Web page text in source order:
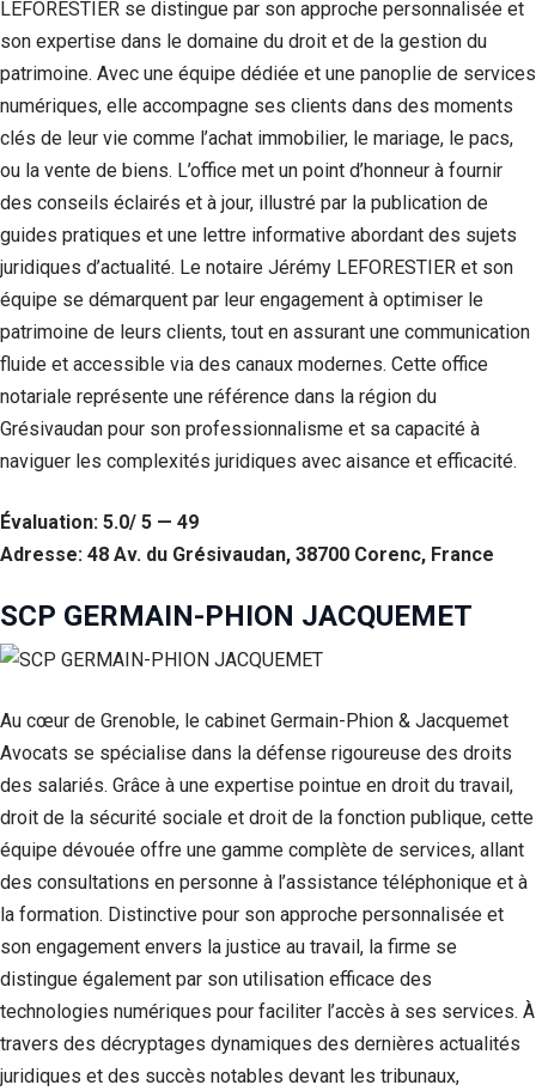
LEFORESTIER se distingue par son approche personnalisée et
son expertise dans le domaine du droit et de la gestion du
patrimoine. Avec une équipe dédiée et une panoplie de services
numériques, elle accompagne ses clients dans des moments
clés de leur vie comme l’achat immobilier, le mariage, le pacs,
ou la vente de biens. L’office met un point d’honneur à fournir
des conseils éclairés et à jour, illustré par la publication de
guides pratiques et une lettre informative abordant des sujets
juridiques d’actualité. Le notaire Jérémy LEFORESTIER et son
équipe se démarquent par leur engagement à optimiser le
patrimoine de leurs clients, tout en assurant une communication
fluide et accessible via des canaux modernes. Cette office
notariale représente une référence dans la région du
Grésivaudan pour son professionnalisme et sa capacité à
naviguer les complexités juridiques avec aisance et efficacité.
Évaluation: 5.0/ 5 — 49
Adresse: 48 Av. du Grésivaudan, 38700 Corenc, France
SCP GERMAIN-PHION JACQUEMET
Au cœur de Grenoble, le cabinet Germain-Phion & Jacquemet
Avocats se spécialise dans la défense rigoureuse des droits
des salariés. Grâce à une expertise pointue en droit du travail,
droit de la sécurité sociale et droit de la fonction publique, cette
équipe dévouée offre une gamme complète de services, allant
des consultations en personne à l’assistance téléphonique et à
la formation. Distinctive pour son approche personnalisée et
son engagement envers la justice au travail, la firme se
distingue également par son utilisation efficace des
technologies numériques pour faciliter l’accès à ses services. À
travers des décryptages dynamiques des dernières actualités
juridiques et des succès notables devant les tribunaux,